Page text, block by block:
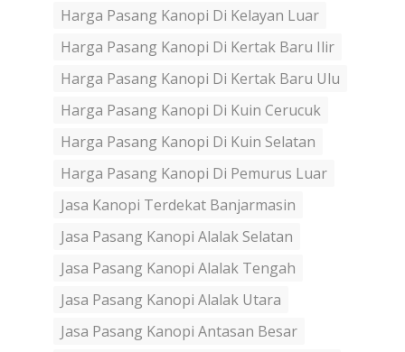
Harga Pasang Kanopi Di Kelayan Luar
Harga Pasang Kanopi Di Kertak Baru Ilir
Harga Pasang Kanopi Di Kertak Baru Ulu
Harga Pasang Kanopi Di Kuin Cerucuk
Harga Pasang Kanopi Di Kuin Selatan
Harga Pasang Kanopi Di Pemurus Luar
Jasa Kanopi Terdekat Banjarmasin
Jasa Pasang Kanopi Alalak Selatan
Jasa Pasang Kanopi Alalak Tengah
Jasa Pasang Kanopi Alalak Utara
Jasa Pasang Kanopi Antasan Besar